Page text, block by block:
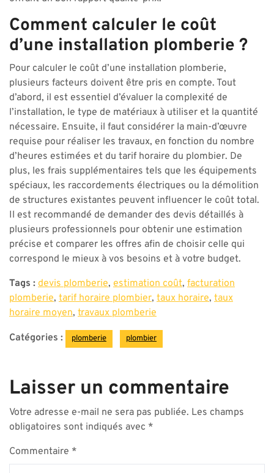
Comment calculer le coût
d’une installation plomberie ?
Pour calculer le coût d’une installation plomberie,
plusieurs facteurs doivent être pris en compte. Tout
d’abord, il est essentiel d’évaluer la complexité de
l’installation, le type de matériaux à utiliser et la quantité
nécessaire. Ensuite, il faut considérer la main-d’œuvre
requise pour réaliser les travaux, en fonction du nombre
d’heures estimées et du tarif horaire du plombier. De
plus, les frais supplémentaires tels que les équipements
spéciaux, les raccordements électriques ou la démolition
de structures existantes peuvent influencer le coût total.
Il est recommandé de demander des devis détaillés à
plusieurs professionnels pour obtenir une estimation
précise et comparer les offres afin de choisir celle qui
correspond le mieux à vos besoins et à votre budget.
Tags : devis plomberie, estimation coût, facturation
plomberie, tarif horaire plombier, taux horaire, taux
horaire moyen, travaux plomberie
Catégories : plomberie plombier
Laisser un commentaire
Votre adresse e-mail ne sera pas publiée. Les champs
obligatoires sont indiqués avec *
Commentaire *